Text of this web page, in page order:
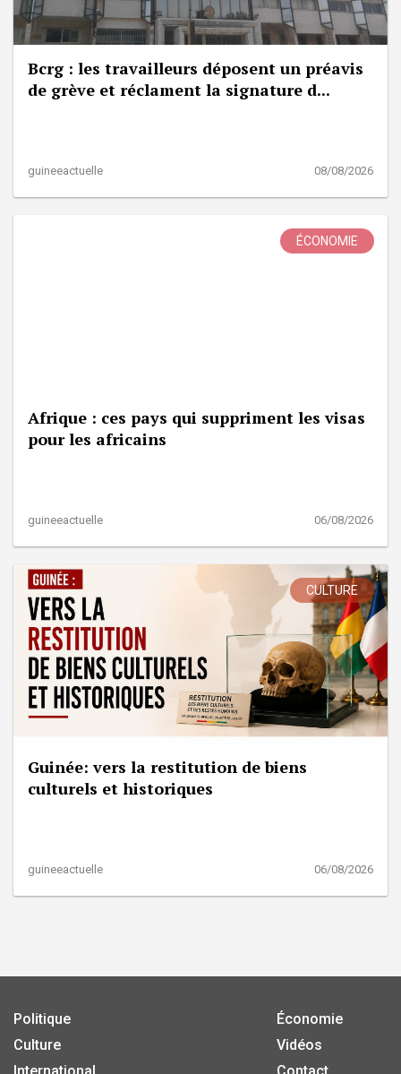
Bcrg : les travailleurs déposent un préavis
de grève et réclament la signature d...
guineeactuelle 08/08/2026
ÉCONOMIE
Afrique : ces pays qui suppriment les visas
pour les africains
guineeactuelle 06/08/2026
CULTURE
Guinée: vers la restitution de biens
culturels et historiques
guineeactuelle 06/08/2026
Politique
Culture
Économie
Vidéos